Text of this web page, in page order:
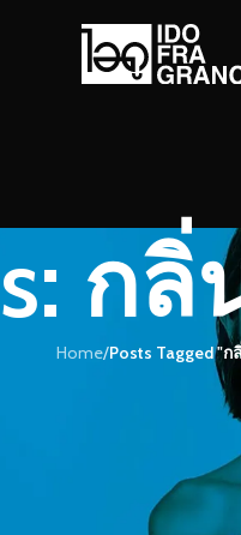
ก
Home/Posts Tagged "